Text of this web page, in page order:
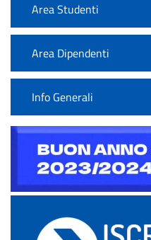
Area Studenti
Area Dipendenti
Info Generali